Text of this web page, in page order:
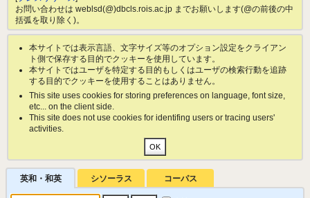
お問い合わせは weblsd(@)dbcls.rois.ac.jp までお願いします(@の前後の中
括弧を取り除く)。
本サイトでは表示言語、文字サイズ等のオプション設定をクライアン
ト側で保存する目的でクッキーを使用しています。
本サイトではユーザを特定する目的もしくはユーザの検索行動を追跡
する目的でクッキーを使用することはありません。
This site uses cookies for storing preferences on language, font size,
etc... on the client side.
This site does not use cookies for identifing users or tracing users'
activities.
英和・和英 シソーラス コーパス